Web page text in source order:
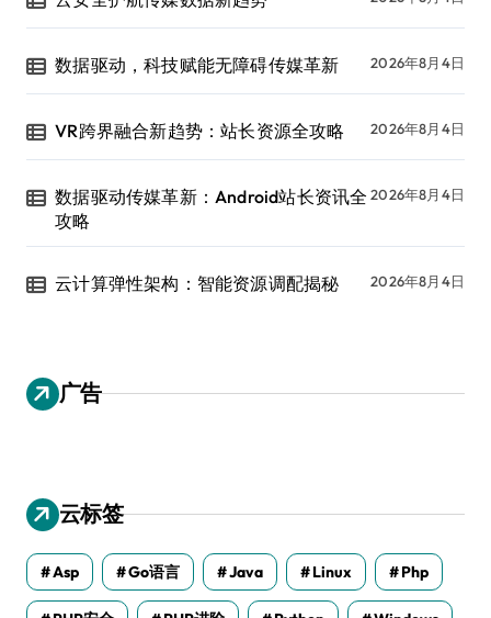
数据驱动，科技赋能无障碍传媒革新 2026年8月4日
VR跨界融合新趋势：站长资源全攻略 2026年8月4日
数据驱动传媒革新：Android站长资讯全
攻略
2026年8月4日
云计算弹性架构：智能资源调配揭秘 2026年8月4日
广告
云标签
Asp Go语言 Java Linux Php